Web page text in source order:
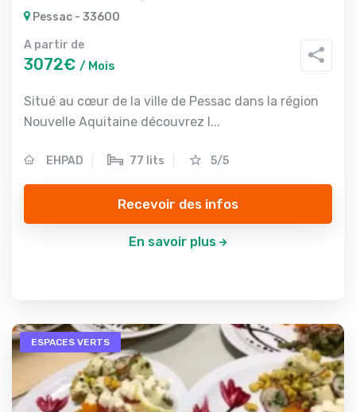
Pessac - 33600
A partir de
3072€ / Mois
Situé au cœur de la ville de Pessac dans la région
Nouvelle Aquitaine découvrez l...
EHPAD 77 lits 5/5
Recevoir des infos
En savoir plus
ESPACES VERTS